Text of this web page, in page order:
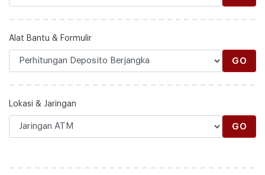
Alat Bantu & Formulir
GO
Lokasi & Jaringan
GO